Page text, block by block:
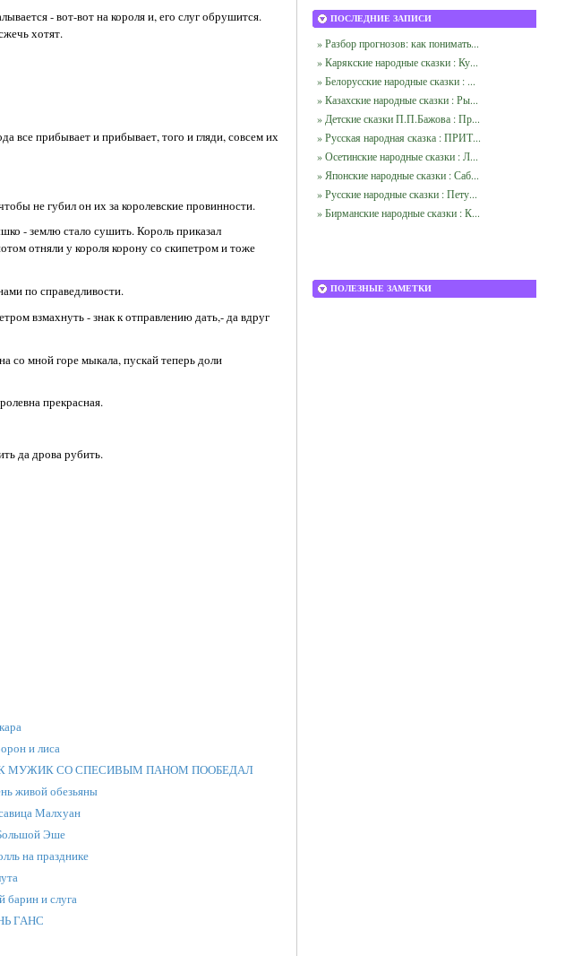
- вот-вот на короля и, его слуг обрушится.
хотят.
все прибывает и прибывает, того и гляди, совсем их
не губил он их за королевские провинности.
- землю стало сушить. Король приказал
отняли у короля корону со скипетром и тоже
по справедливости.
взмахнуть - знак к отправлению дать,- да вдруг
со мной горе мыкала, пускай теперь доли
прекрасная.
да дрова рубить.
и лиса
: КАК МУЖИК СО СПЕСИВЫМ ПАНОМ ПООБЕДАЛ
живой обезьяны
Малхуан
Эше
на празднике
барин и слуга
ГАНС
ПОСЛЕДНИЕ ЗАПИСИ
» Разбор прогнозов: как понимать...
» Карякские народные сказки : Ку...
» Белорусские народные сказки : ...
» Казахские народные сказки : Ры...
» Детские сказки П.П.Бажова : Пр...
» Русская народная сказка : ПРИТ...
» Осетинские народные сказки : Л...
» Японские народные сказки : Саб...
» Русские народные сказки : Пету...
» Бирманские народные сказки : К...
ПОЛЕЗНЫЕ ЗАМЕТКИ